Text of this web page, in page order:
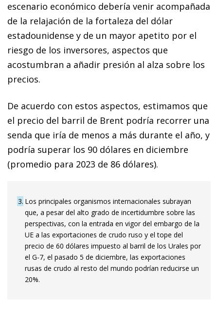
escenario económico debería venir acompañada
de la relajación de la fortaleza del dólar
estadounidense y de un mayor apetito por el
riesgo de los inversores, aspectos que
acostumbran a añadir presión al alza sobre los
precios.
De acuerdo con estos aspectos, estimamos que
el precio del barril de Brent podría recorrer una
senda que iría de menos a más durante el año, y
podría superar los 90 dólares en diciembre
(promedio para 2023 de 86 dólares).
3 Los principales organismos internacionales subrayan
que, a pesar del alto grado de incertidumbre sobre las
perspectivas, con la entrada en vigor del embargo de la
UE a las exportaciones de crudo ruso y el tope del
precio de 60 dólares impuesto al barril de los Urales por
el G-7, el pasado 5 de diciembre, las exportaciones
rusas de crudo al resto del mundo podrían reducirse un
20%.